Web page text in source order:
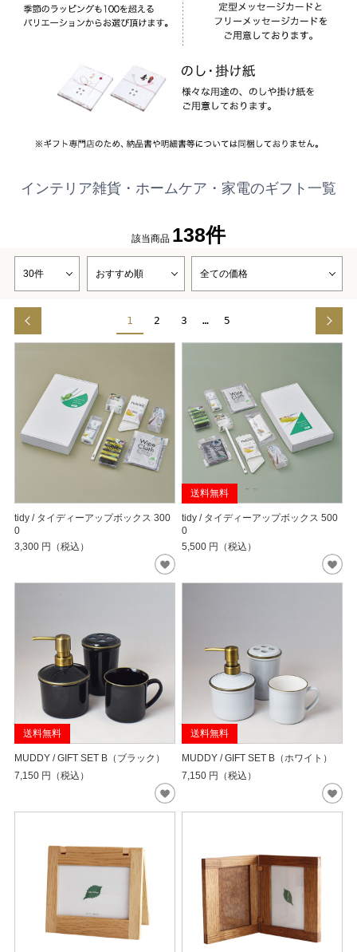
インテリア雑貨・ホームケア・家電のギフト一覧
該当商品 138件
1 2 3 … 5
tidy / タイディーアップボックス 300
0
3,300 円（税込）
送料無料
tidy / タイディーアップボックス 500
0
5,500 円（税込）
送料無料
MUDDY / GIFT SET B（ブラック）
7,150 円（税込）
送料無料
MUDDY / GIFT SET B（ホワイト）
7,150 円（税込）